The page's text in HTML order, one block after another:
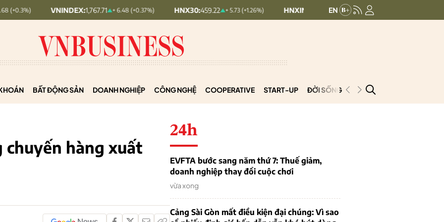
VNINDEX: 1,767.71 + 6.48 (+0.37%) HNX30: 459.22 + 5.73 (+1.26%) HNXINDEX:292.69 0.5 (0.17%) UPCOMINDEX:
BẤT ĐỘNG SẢN DOANH NGHIỆP CÔNG NGHỆ COOPERATIVE START-UP ĐỜI SỐNG PODCAST
hàng xuất
24h
EVFTA bước sang năm thứ 7: Thuế giảm,
doanh nghiệp thay đổi cuộc chơi
vừa xong
Cảng Sài Gòn mất điều kiện đại chúng: Vì sao